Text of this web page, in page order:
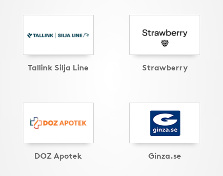
Tallink Silja Line Strawberry
DOZ Apotek Ginza.se